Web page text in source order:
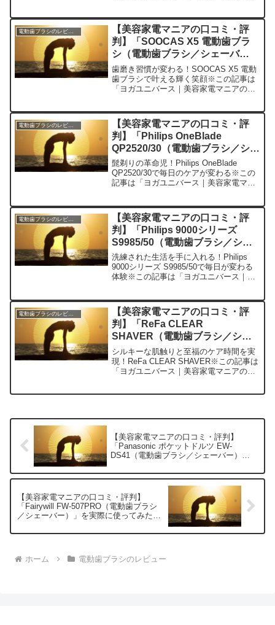
日、編集部が紹介したいのが
「Panasonic ...
【美容家電マニアの口コミ・評
判】「SOOCAS X5 電動歯ブラ
シ（電動歯ブラシ／シェーバ
ー）」を実際に使ってみた正直感
想
歯磨き習慣が変わる！SOOCAS X5 電動
歯ブラシで叶える輝く笑顔※この記事は
「ヨガユニバース｜美容家電マニアの口
紹介したいのが「SOOCAS X5 電動歯ブ
ラシ」で...
【美容家電マニアの口コミ・評
判】「Philips OneBlade
QP2520/30（電動歯ブラシ／シェ
ーバー）」を実際に使ってみた正
直感想
髭剃りの革命児！Philips OneBlade
QP2520/30で毎日のケアが変わる※この
記事は「ヨガユニバース｜美容家電マニ
集部が紹介したいのが「Philips ...
電動歯ブラシのレビュー
【美容家電マニアの口コミ・評
判】「Philips 9000シリーズ
S9985/50（電動歯ブラシ／シェ
ーバー）」を実際に使ってみた正
直感想
洗練された生活を手に入れる！Philips
9000シリーズ S9985/50で毎日が変わる
体験※この記事は「ヨガユニバース｜美
ミ今日、私がご紹介したいのが「Phili...
【美容家電マニアの口コミ・評
判】「ReFa CLEAR
SHAVER（電動歯ブラシ／シェ
ーバー）」を実際に使ってみた正
直感想
シルキーな肌触りと至福のケア時間を実
現！ReFa CLEAR SHAVER※この記事は
「ヨガユニバース｜美容家電マニアの口
【美容家電マニアの口コミ・評判】
「Panasonic ポケットドルツ EW-
DS41（電動歯ブラシ／シェーバー）」
【美容家電マニアの口コミ・評判】
「Fairywill FW-507PRO（電動歯ブラシ
／シェーバー）」を実際に使ってみた正
ホーム 電動歯ブラシのレビュー